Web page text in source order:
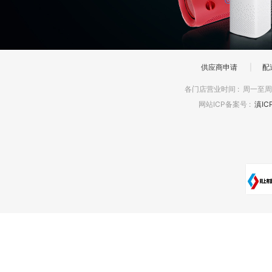
供应商申请 配
各门店营业时间 : 周一至
网站ICP备案号 : 滇